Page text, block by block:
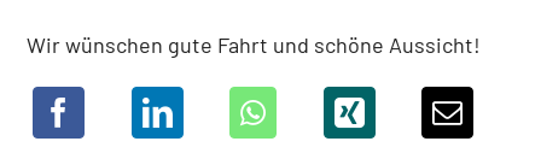
Wir wünschen gute Fahrt und schöne Aussicht!